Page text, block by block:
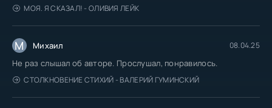
МОЯ. Я СКАЗАЛ! - ОЛИВИЯ ЛЕЙК
М Михаил 08.04.25
Не раз слышал об авторе. Прослушал, понравилось.
СТОЛКНОВЕНИЕ СТИХИЙ - ВАЛЕРИЙ ГУМИНСКИЙ